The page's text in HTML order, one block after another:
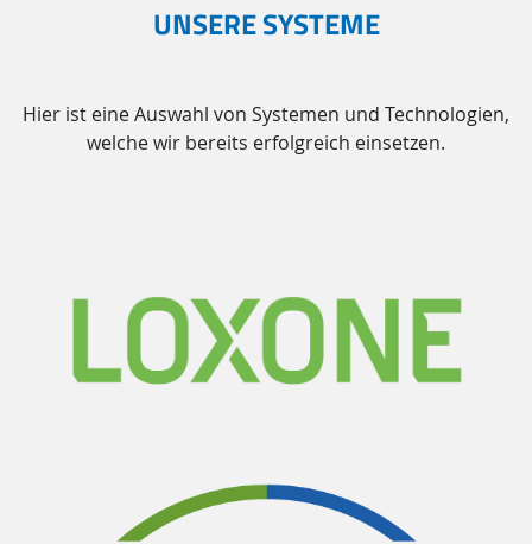
UNSERE SYSTEME
Hier ist eine Auswahl von Systemen und Technologien,
welche wir bereits erfolgreich einsetzen.